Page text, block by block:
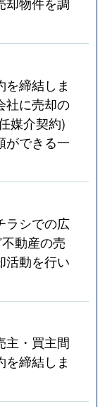
を締結しま
社に売却の
媒介契約)
ができる一
ラシでの広
動産の売
活動を行い
主・買主間
締結しま